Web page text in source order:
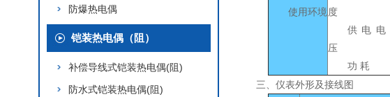
防爆热电偶
铠装热电偶（阻）
补偿导线式铠装热电偶(阻)
防水式铠装热电偶(阻)
使用环境 度
供电电
压
功 耗
三、仪表外形及接线图